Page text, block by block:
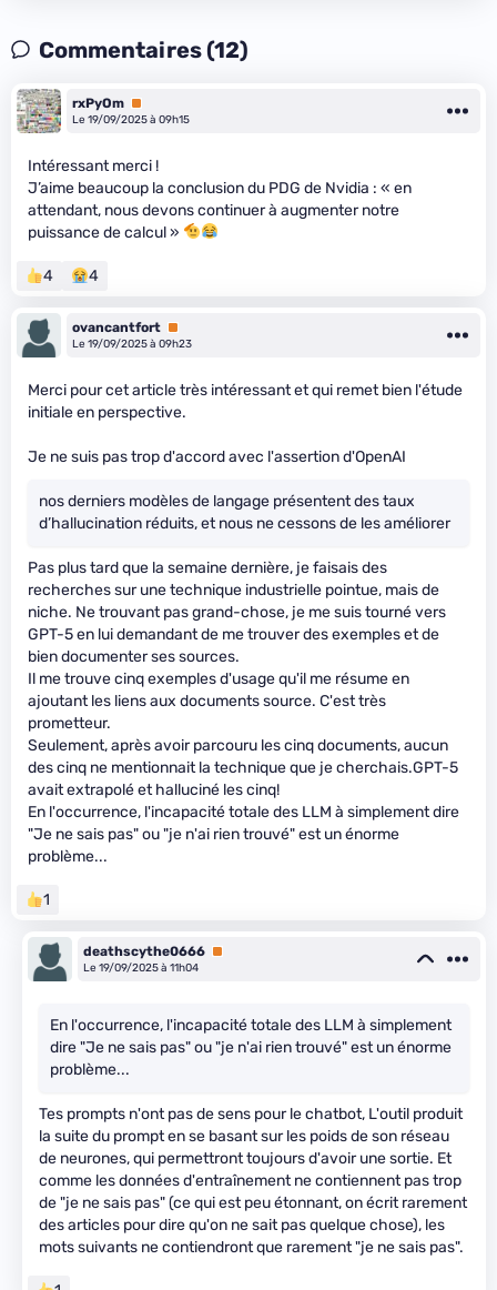
Commentaires (12)
rxPyOm Premium
Le 19/09/2025 à 09h15
Intéressant merci !
J’aime beaucoup la conclusion du PDG de Nvidia : « en
attendant, nous devons continuer à augmenter notre
puissance de calcul »
4 4
ovancantfort Premium
Le 19/09/2025 à 09h23
Merci pour cet article très intéressant et qui remet bien l'étude
initiale en perspective.
Je ne suis pas trop d'accord avec l'assertion d'OpenAI
nos derniers modèles de langage présentent des taux
d’hallucination réduits, et nous ne cessons de les améliorer
Pas plus tard que la semaine dernière, je faisais des
recherches sur une technique industrielle pointue, mais de
niche. Ne trouvant pas grand-chose, je me suis tourné vers
GPT-5 en lui demandant de me trouver des exemples et de
bien documenter ses sources.
Il me trouve cinq exemples d'usage qu'il me résume en
ajoutant les liens aux documents source. C'est très
prometteur.
Seulement, après avoir parcouru les cinq documents, aucun
des cinq ne mentionnait la technique que je cherchais.GPT-5
avait extrapolé et halluciné les cinq!
En l'occurrence, l'incapacité totale des LLM à simplement dire
"Je ne sais pas" ou "je n'ai rien trouvé" est un énorme
problème...
1
deathscythe0666 Premium
Le 19/09/2025 à 11h04
En l'occurrence, l'incapacité totale des LLM à simplement
dire "Je ne sais pas" ou "je n'ai rien trouvé" est un énorme
problème...
Tes prompts n'ont pas de sens pour le chatbot, L'outil produit
la suite du prompt en se basant sur les poids de son réseau
de neurones, qui permettront toujours d'avoir une sortie. Et
comme les données d'entraînement ne contiennent pas trop
de "je ne sais pas" (ce qui est peu étonnant, on écrit rarement
des articles pour dire qu'on ne sait pas quelque chose), les
mots suivants ne contiendront que rarement "je ne sais pas".